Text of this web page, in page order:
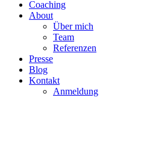
Coaching
About
Über mich
Team
Referenzen
Presse
Blog
Kontakt
Anmeldung